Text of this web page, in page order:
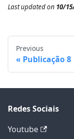
Last updatedon 10/
Previous
Publicação 8
Redes Sociais
Youtube